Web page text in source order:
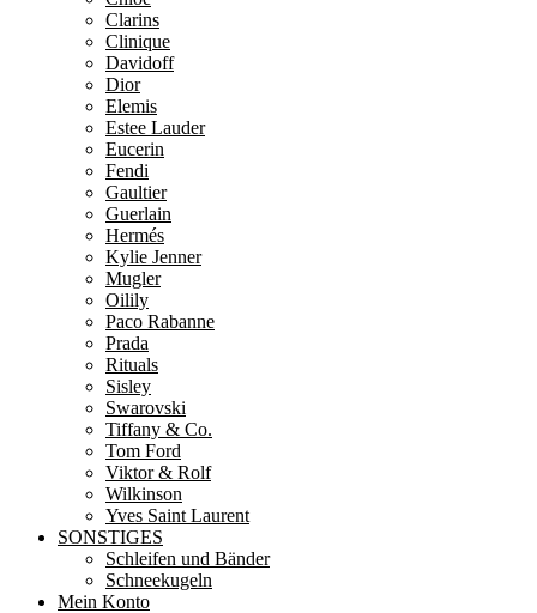
Clarins
Clinique
Davidoff
Dior
Elemis
Estee Lauder
Eucerin
Fendi
Gaultier
Guerlain
Hermés
Kylie Jenner
Mugler
Oilily
Paco Rabanne
Prada
Rituals
Sisley
Swarovski
Tiffany & Co.
Tom Ford
Viktor & Rolf
Wilkinson
Yves Saint Laurent
SONSTIGES
Schleifen und Bänder
Schneekugeln
Mein Konto